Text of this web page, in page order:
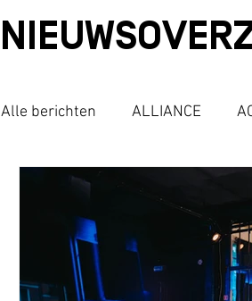
Alle berichten ALLIANCE
ENTREPRENEUR ESSENTIALS
Community Startersessie